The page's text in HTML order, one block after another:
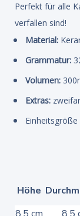
Perfekt für alle
verfallen sind!
Material:
Grammatur:
Volumen:
Extras:
Einheitsgröße
Höhe